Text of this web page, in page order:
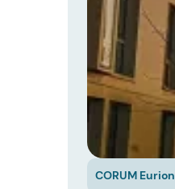
CORUM Eurion